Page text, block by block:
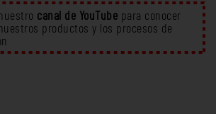
canal de YouTube para conocer
productos y los procesos de